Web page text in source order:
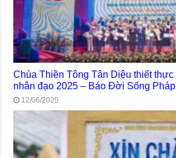
Chùa Thiền Tông Tân Diệu thiết
nhân đạo 2025 – Báo Đời Sống
12/06/2025